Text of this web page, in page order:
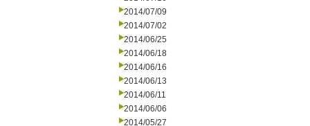
2014/07/09
2014/07/02
2014/06/25
2014/06/18
2014/06/16
2014/06/13
2014/06/11
2014/06/06
2014/05/27